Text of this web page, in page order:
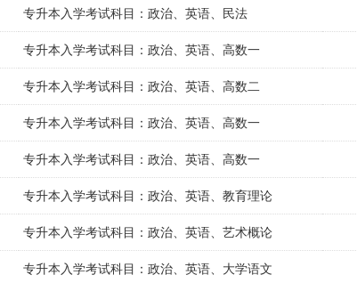
专升本入学考试科目：政治、英语、民法
专升本入学考试科目：政治、英语、高数一
专升本入学考试科目：政治、英语、高数二
专升本入学考试科目：政治、英语、高数一
专升本入学考试科目：政治、英语、高数一
专升本入学考试科目：政治、英语、教育理论
专升本入学考试科目：政治、英语、艺术概论
专升本入学考试科目：政治、英语、大学语文